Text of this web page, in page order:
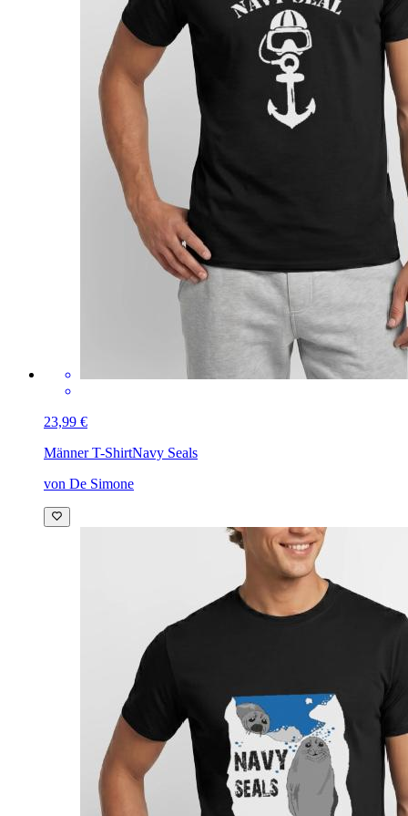
23,99 €
Männer T-ShirtNavy Seals
von De Simone